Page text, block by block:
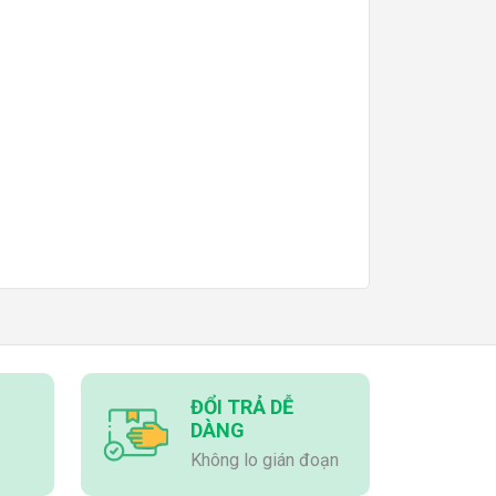
ĐỔI TRẢ DỄ
DÀNG
Không lo gián đoạn